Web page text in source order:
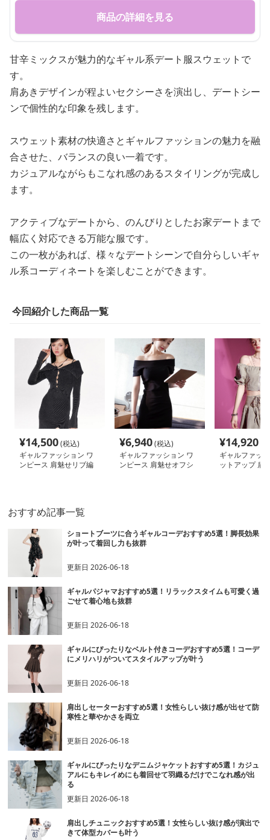
商品の詳細を見る
甘辛ミックスが魅力的なギャル系デート服スウェットで
す。
肩あきデザインが程よいセクシーさを演出し、デートシー
ンで個性的な印象を残します。
スウェット素材の快適さとギャルファッションの魅力を融
合させた、バランスの良い一着です。
カジュアルながらもこなれ感のあるスタイリングが完成し
ます。
アクティブなデートから、のんびりとしたお家デートまで
幅広く対応できる万能な服です。
この一枚があれば、様々なデートシーンで自分らしいギャ
ル系コーディネートを楽しむことができます。
今回紹介した商品一覧
¥14,500(税込)
ギャルファッション ワ
ンピース 肩魅せリブ編
¥6,940(税込)
ギャルファッション ワ
ンピース 肩魅せオフシ
¥14,920
ギャルファッ
ットアップ 肩
おすすめ記事一覧
ショートブーツに合うギャルコーデおすすめ5選！脚長効果
が叶って着回し力も抜群
更新日2026-06-18
ギャルパジャマおすすめ5選！リラックスタイムも可愛く過
ごせて着心地も抜群
更新日2026-06-18
ギャルにぴったりなベルト付きコーデおすすめ5選！コーデ
にメリハリがついてスタイルアップが叶う
更新日2026-06-18
肩出しセーターおすすめ5選！女性らしい抜け感が出せて防
寒性と華やかさを両立
更新日2026-06-18
ギャルにぴったりなデニムジャケットおすすめ5選！カジュ
アルにもキレイめにも着回せて羽織るだけでこなれ感が出
る
更新日2026-06-18
肩出しチュニックおすすめ5選！女性らしい抜け感が演出で
きて体型カバーも叶う